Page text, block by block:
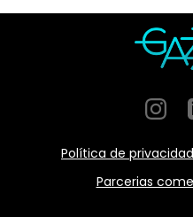
Política de
Parcerias